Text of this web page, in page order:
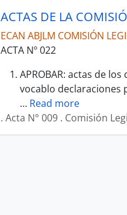
ACTAS DE LA
ECAN ABJLM COMISIÓN
ACTA Nº 022
APROBAR: actas de
vocablo declaraciones
… Read more
. Acta N° 009 . Comisión